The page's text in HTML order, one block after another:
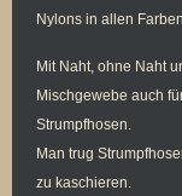
Nylons in allen
Mit Naht, ohne Naht
Mischgewebe auch
Strumpfhosen.
Man trug
zu kaschieren.